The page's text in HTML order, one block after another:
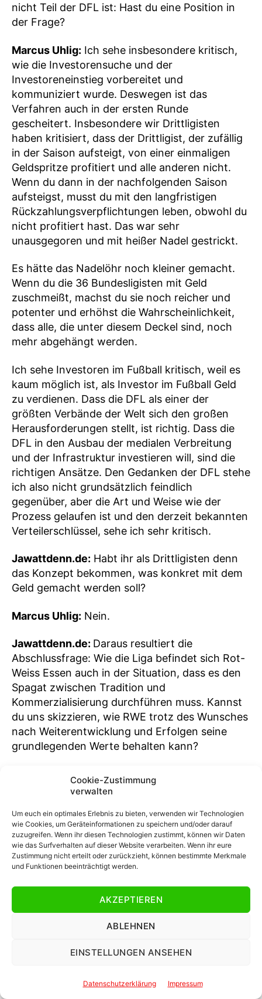
Cookie-Zustimmung
verwalten
Um euch ein optimales Erlebnis zu bieten, verwenden wir Technologien
wie Cookies, um Geräteinformationen zu speichern und/oder darauf
zuzugreifen. Wenn ihr diesen Technologien zustimmt, können wir Daten
wie das Surfverhalten auf dieser Website verarbeiten. Wenn ihr eure
Zustimmung nicht erteilt oder zurückzieht, können bestimmte Merkmale
und Funktionen beeinträchtigt werden.
AKZEPTIEREN
ABLEHNEN
EINSTELLUNGEN ANSEHEN
Datenschutzerklärung Impressum
nicht Teil der DFL ist: Hast du eine Position in
der Frage?
Marcus Uhlig: Ich sehe insbesondere kritisch,
wie die Investorensuche und der
Investoreneinstieg vorbereitet und
kommuniziert wurde. Deswegen ist das
Verfahren auch in der ersten Runde
gescheitert. Insbesondere wir Drittligisten
haben kritisiert, dass der Drittligist, der zufällig
in der Saison aufsteigt, von einer einmaligen
Geldspritze profitiert und alle anderen nicht.
Wenn du dann in der nachfolgenden Saison
aufsteigst, musst du mit den langfristigen
Rückzahlungsverpflichtungen leben, obwohl du
nicht profitiert hast. Das war sehr
unausgegoren und mit heißer Nadel gestrickt.
Es hätte das Nadelöhr noch kleiner gemacht.
Wenn du die 36 Bundesligisten mit Geld
zuschmeißt, machst du sie noch reicher und
potenter und erhöhst die Wahrscheinlichkeit,
dass alle, die unter diesem Deckel sind, noch
mehr abgehängt werden.
Ich sehe Investoren im Fußball kritisch, weil es
kaum möglich ist, als Investor im Fußball Geld
zu verdienen. Dass die DFL als einer der
größten Verbände der Welt sich den großen
Herausforderungen stellt, ist richtig. Dass die
DFL in den Ausbau der medialen Verbreitung
und der Infrastruktur investieren will, sind die
richtigen Ansätze. Den Gedanken der DFL stehe
ich also nicht grundsätzlich feindlich
gegenüber, aber die Art und Weise wie der
Prozess gelaufen ist und den derzeit bekannten
Verteilerschlüssel, sehe ich sehr kritisch.
Jawattdenn.de: Habt ihr als Drittligisten denn
das Konzept bekommen, was konkret mit dem
Geld gemacht werden soll?
Marcus Uhlig: Nein.
Jawattdenn.de: Daraus resultiert die
Abschlussfrage: Wie die Liga befindet sich Rot-
Weiss Essen auch in der Situation, dass es den
Spagat zwischen Tradition und
Kommerzialisierung durchführen muss. Kannst
du uns skizzieren, wie RWE trotz des Wunsches
nach Weiterentwicklung und Erfolgen seine
grundlegenden Werte behalten kann?
Marcus Uhlig:
Wir alle wissen doch, wie
besonders dieser Verein ist. Und er ist vor allem
ihrem Herzen tragen. Ich glaube, dass
Nahbarkeit und Transparenz wichtig sind, um
die Menschen rund um RWE abzuholen und
mitzunehmen. Wenn wir das grundsätzlich als
Verein auf eine Art weiterentwickeln, mit der
sich alle, oder zumindest sehr viele Rot-Weisse
weiterhin identifizieren können.
Jawattdenn.de:Vielen Dank für das Interview.